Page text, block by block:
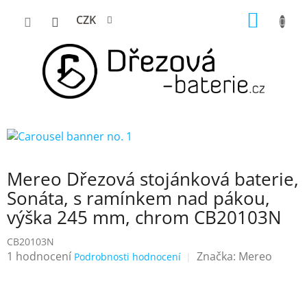
CZK
Mereo Dřezová stojánková baterie,
Sonáta, s ramínkem nad pákou,
výška 245 mm, chrom CB20103N
CB20103N
Průměrné
1 hodnocení Podrobnosti hodnocení Značka: Mereo